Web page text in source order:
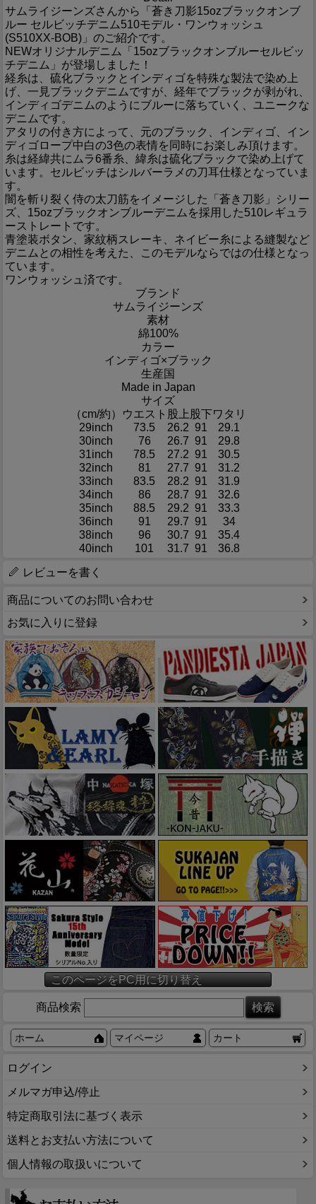
サムライジーンズさんから「蒼き刀影15ozブラックオンブ
ルー セルビッチデニム510モデル・ワンウォッシュ
(S510XX-BOB)」のご紹介です。
NEWオリジナルデニム「15ozブラックオンブルーセルビッ
チデニム」が登場しました！
経糸は、硫化ブラックとインディゴを特殊な製法で染め上
げ、一見ブラックデニムですが、経年でブラックが剥がれ、
インディゴデニムのようにブルーに落ちていく、ユニークな
デニムです。
アタリの付き方によって、元のブラック、インディゴ、イン
ディゴロープ中白の3色の表情を同時にお楽しみ頂けます。
糸は経緯共にムラ6番糸、緯糸は硫化ブラックで染め上げて
います。セルビッチはシルバーラメの刀耳仕様となっていま
す。
闇を斬り裂く侍の太刀筋をイメージした「蒼き刀影」シリー
ズ、15ozブラックオンブルーデニムを採用した510レギュラ
ーストレートです。
青塗装ボタン、家紋柄スレーキ、ネイビー糸による縫製など
デニムとの相性を考えた、このモデルならではの仕様となっ
ています。
ワンウォッシュ済です。
ブランド
サムライジーンズ
素材
綿100%
カラー
インディゴ×ブラック
生産国
Made in Japan
サイズ
（cm/約）
ウエスト 股上股下 ワタリ
29inch
73.5 26.2 91
29.1
30inch
76 26.7 91
29.8
31inch
78.5 27.2 91
30.5
32inch
81 27.7 91
31.2
33inch
83.5 28.2 91
31.9
34inch
86 28.7 91
32.6
35inch
88.5 29.2 91
33.3
36inch
91 29.7 91
34
38inch
96 30.7 91
35.4
40inch
101 31.7 91
36.8
レビューを書く
商品についてのお問い合わせ
お気に入りに登録
このページをPC用に切り替え
商品検索
ホーム マイページ カート
ログイン
メルマガ申込/停止
特定商取引法に基づく表示
送料とお支払い方法について
個人情報の取扱いについて